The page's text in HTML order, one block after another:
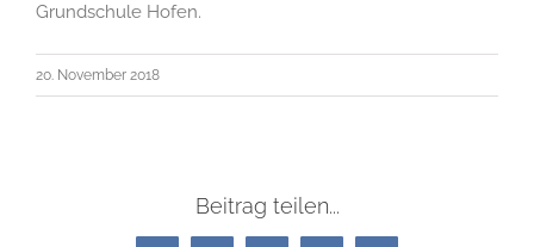
Grundschule Hofen.
20. November 2018
Beitrag teilen...